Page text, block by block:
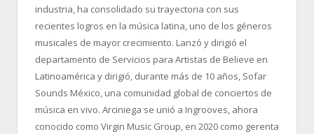
industria, ha consolidado su trayectoria con sus
recientes logros en la música latina, uno de los géneros
musicales de mayor crecimiento. Lanzó y dirigió el
departamento de Servicios para Artistas de Believe en
Latinoamérica y dirigió, durante más de 10 años, Sofar
Sounds México, una comunidad global de conciertos de
música en vivo. Arciniega se unió a Ingrooves, ahora
conocido como Virgin Music Group, en 2020 como gerenta